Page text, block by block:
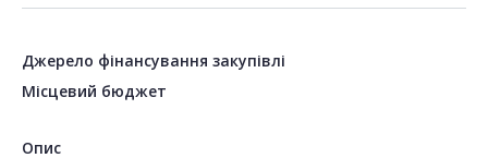
Джерело фінансування закупівлі
Місцевий бюджет
Опис